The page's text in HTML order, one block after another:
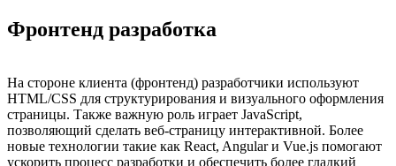
Фронтенд разработка
На стороне клиента (фронтенд) разработчики используют
HTML/CSS для структурирования и визуального оформления
страницы. Также важную роль играет JavaScript,
позволяющий сделать веб-страницу интерактивной. Более
новые технологии такие как React, Angular и Vue.js помогают
ускорить процесс разработки и обеспечить более гладкий